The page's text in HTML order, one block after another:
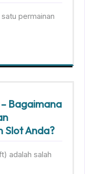
permainan
Bagaimana
Slot Anda?
adalah salah